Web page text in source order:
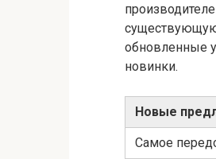
существующую
обновленные
новинки.
Новые
Самое